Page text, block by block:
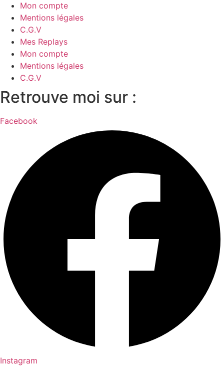
Mon compte
Mentions légales
C.G.V
Mes Replays
Mon compte
Mentions légales
C.G.V
Retrouve moi sur :
Facebook
Instagram